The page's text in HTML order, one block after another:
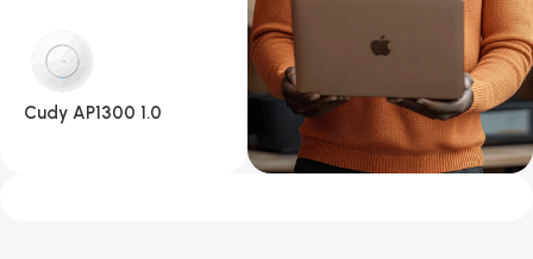
Cudy AP1300 1.0